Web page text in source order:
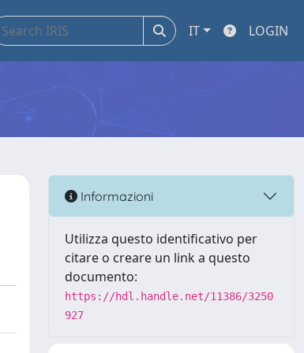
IT LOGIN
Informazioni
Utilizza questo identificativo per
citare o creare un link a questo
documento:
https://hdl.handle.net/11386/3250
927